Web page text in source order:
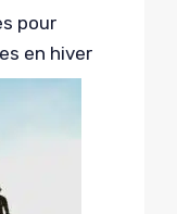
pour
en hiver